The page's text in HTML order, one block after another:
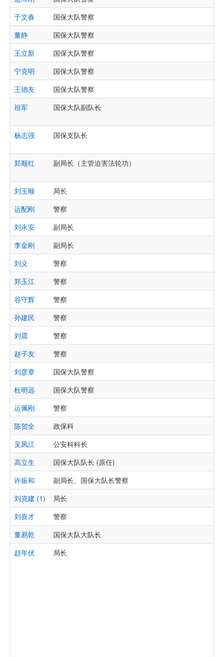
于文春
国保大队警察
董静
国保大队警察
王立新
国保大队警察
宁克明
国保大队警察
王德友
国保大队警察
祖军
国保大队副队长
杨志强 国保支队长
郑顺红 副局长（主管迫害法轮功）
刘玉顺
局长
运配刚
警察
刘永安
副局长
李金刚
副局长
刘义
警察
郑玉江
警察
谷守辉
警察
孙建民
警察
刘震
警察
赵子友
警察
刘彦章
国保大队警察
杜明远
国保大队警察
运佩刚
警察
陈贺全
政保科
吴凤江
公安科科长
高立生
国保大队队长 (原任)
许振和
副局长、国保大队长警察
刘克建 (1)
局长
刘喜才
警察
董易乾
国保大队大队长
赵年伏
局长